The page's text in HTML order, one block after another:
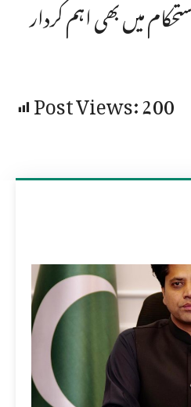
میں بھی اہم کردار
Post Views:200